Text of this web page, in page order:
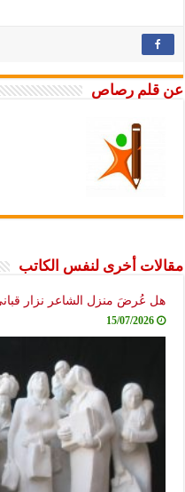
رصاص
أخرى لنفس الكاتب
منزل الشاعر نزار قباني للبيع؟
15/07/